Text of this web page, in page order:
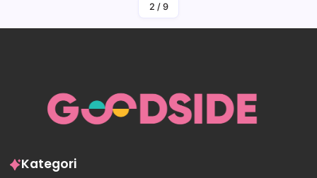
2 / 9
Kategori